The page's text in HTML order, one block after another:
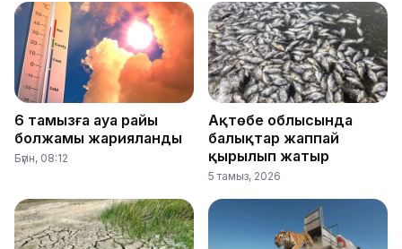
6 тамызға ауа райы
болжамы жарияланды
Бүгін, 08:12
Ақтөбе облысында
балықтар жаппай
қырылып жатыр
5 тамыз, 2026